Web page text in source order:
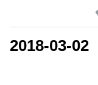
2018-03-02